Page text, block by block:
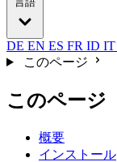
DE EN ES FR ID IT
このページ
このページ
概要
インストール